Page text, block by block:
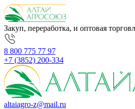
Закуп, переработка, и оптовая
8 800 775 77 97
+7 (3852) 200-334
altaiagro-z@mail.ru